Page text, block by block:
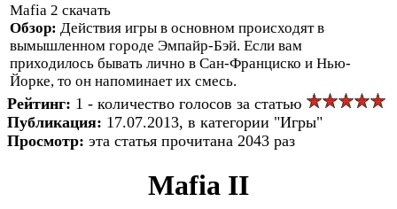
Mafia 2 скачать
Обзор: Действия игры в основном происходят в
вымышленном городе Эмпайр-Бэй. Если вам
приходилось бывать лично в Сан-Франциско и Нью-
Йорке, то он напоминает их смесь.
Рейтинг: 1 - количество голосов за статью
Публикация: 17.07.2013, в категории "Игры"
Просмотр: эта статья прочитана 2043 раз
Mafia II